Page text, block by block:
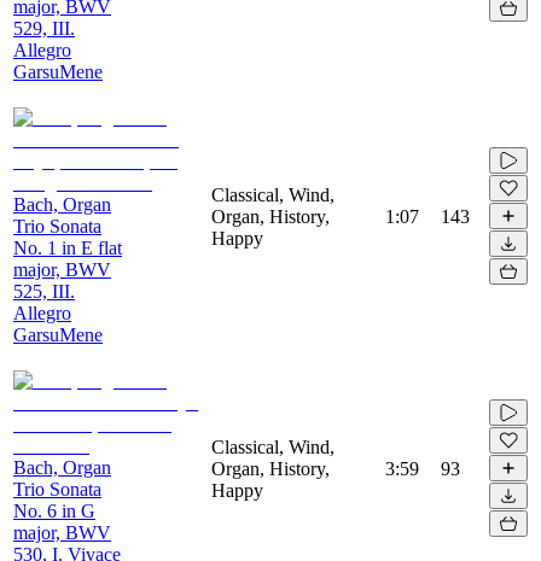
major, BWV
529, III.
Allegro
GarsuMene
Bach, Organ
Trio Sonata
No. 1 in E flat
major, BWV
525, III.
Allegro
GarsuMene
Classical, Wind,
Organ, History,
Happy
1:07 143
Bach, Organ
Trio Sonata
No. 6 in G
major, BWV
530, I. Vivace
Classical, Wind,
Organ, History,
Happy
3:59 93